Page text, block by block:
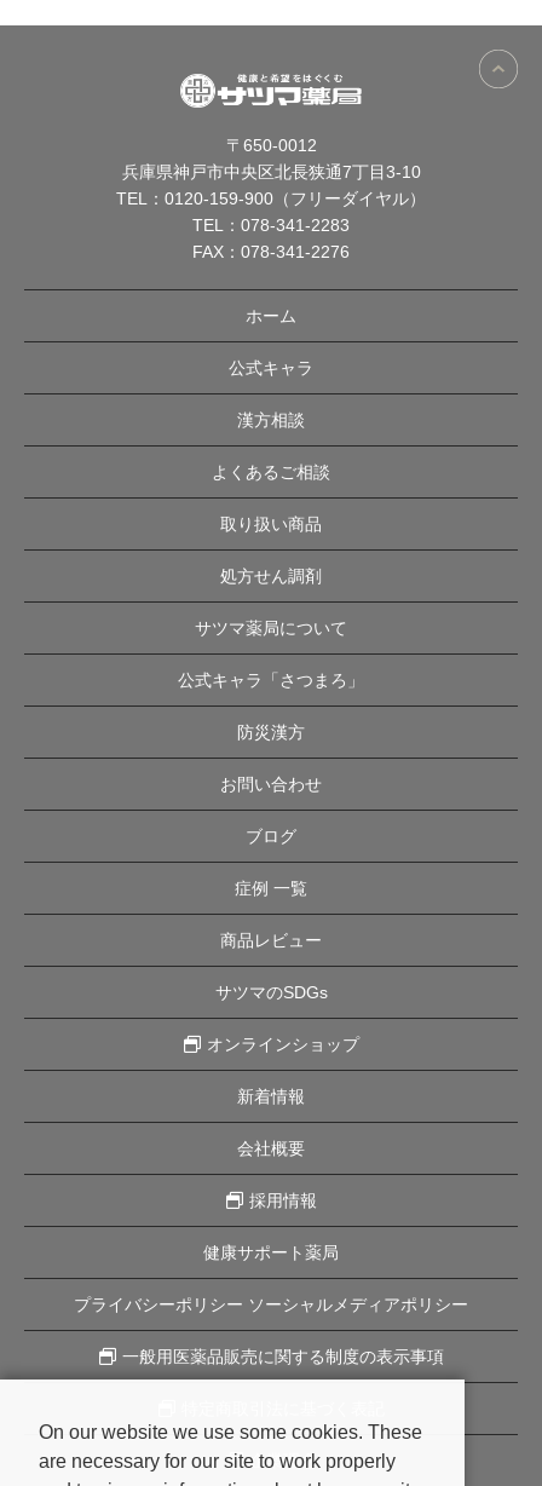
〒650-0012
兵庫県神戸市中央区北長狭通7丁目3-10
TEL： 0120-159-900（フリーダイヤル）
TEL： 078-341-2283
FAX：078-341-2276
ホーム
公式キャラ
漢方相談
よくあるご相談
取り扱い商品
処方せん調剤
サツマ薬局について
公式キャラ「さつまろ」
防災漢方
お問い合わせ
ブログ
症例 一覧
商品レビュー
サツマのSDGs
オンラインショップ
新着情報
会社概要
採用情報
健康サポート薬局
プライバシーポリシー ソーシャルメディアポリシー
一般用医薬品販売に関する制度の表示事項
企業理念
On our website we use some cookies. These
are necessary for our site to work properly